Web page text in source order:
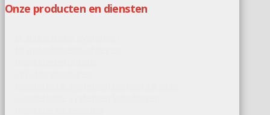
Onze producten en diensten